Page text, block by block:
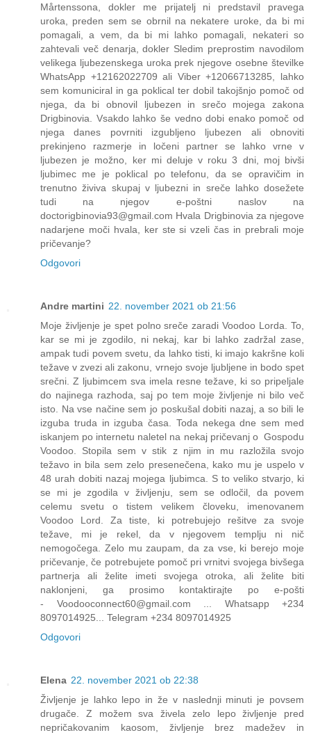
Mårtenssona, dokler me prijatelj ni predstavil pravega
uroka, preden sem se obrnil na nekatere uroke, da bi mi
pomagali, a vem, da bi mi lahko pomagali, nekateri so
zahtevali več denarja, dokler Sledim preprostim navodilom
velikega ljubezenskega uroka prek njegove osebne številke
WhatsApp +12162022709 ali Viber +12066713285, lahko
sem komuniciral in ga poklical ter dobil takojšnjo pomoč od
njega, da bi obnovil ljubezen in srečo mojega zakona
Drigbinovia. Vsakdo lahko še vedno dobi enako pomoč od
njega danes povrniti izgubljeno ljubezen ali obnoviti
prekinjeno razmerje in ločeni partner se lahko vrne v
ljubezen je možno, ker mi deluje v roku 3 dni, moj bivši
ljubimec me je poklical po telefonu, da se opravičim in
trenutno živiva skupaj v ljubezni in sreče lahko dosežete
tudi na njegov e-poštni naslov na
doctorigbinovia93@gmail.com Hvala Drigbinovia za njegove
nadarjene moči hvala, ker ste si vzeli čas in prebrali moje
pričevanje?
Odgovori
Andre martini 22. november 2021 ob 21:56
Moje življenje je spet polno sreče zaradi Voodoo Lorda. To,
kar se mi je zgodilo, ni nekaj, kar bi lahko zadržal zase,
ampak tudi povem svetu, da lahko tisti, ki imajo kakršne koli
težave v zvezi ali zakonu, vrnejo svoje ljubljene in bodo spet
srečni. Z ljubimcem sva imela resne težave, ki so pripeljale
do najinega razhoda, saj po tem moje življenje ni bilo več
isto. Na vse načine sem jo poskušal dobiti nazaj, a so bili le
izguba truda in izguba časa. Toda nekega dne sem med
iskanjem po internetu naletel na nekaj pričevanj o Gospodu
Voodoo. Stopila sem v stik z njim in mu razložila svojo
težavo in bila sem zelo presenečena, kako mu je uspelo v
48 urah dobiti nazaj mojega ljubimca. S to veliko stvarjo, ki
se mi je zgodila v življenju, sem se odločil, da povem
celemu svetu o tistem velikem človeku, imenovanem
Voodoo Lord. Za tiste, ki potrebujejo rešitve za svoje
težave, mi je rekel, da v njegovem templju ni nič
nemogočega. Zelo mu zaupam, da za vse, ki berejo moje
pričevanje, če potrebujete pomoč pri vrnitvi svojega bivšega
partnerja ali želite imeti svojega otroka, ali želite biti
naklonjeni, ga prosimo kontaktirajte po e-pošti
- Voodooconnect60@gmail.com ... Whatsapp +234
8097014925... Telegram +234 8097014925
Odgovori
Elena 22. november 2021 ob 22:38
Življenje je lahko lepo in že v naslednji minuti je povsem
drugače. Z možem sva živela zelo lepo življenje pred
nepričakovanim kaosom, življenje brez madežev in